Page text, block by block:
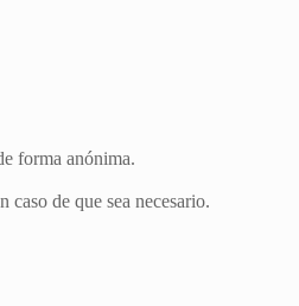
forma anónima.
de que sea necesario.